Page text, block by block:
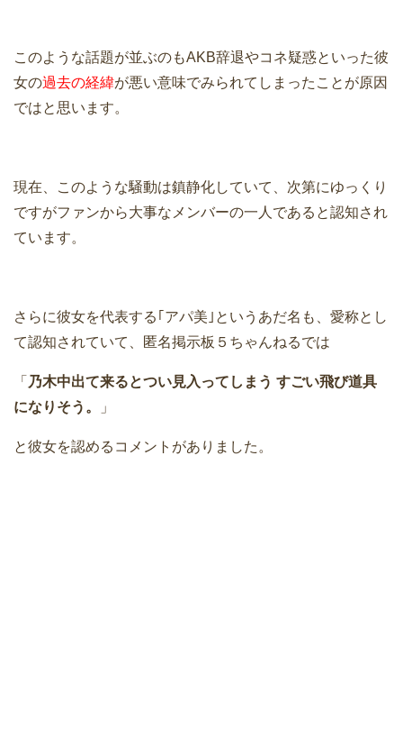
このような話題が並ぶのもAKB辞退やコネ疑惑といった彼
女の過去の経緯が悪い意味でみられてしまったことが原因
ではと思います。
現在、このような騒動は鎮静化していて、次第にゆっくり
ですがファンから大事なメンバーの一人であると認知され
ています。
さらに彼女を代表する｢アパ美｣というあだ名も、愛称とし
て認知されていて、匿名掲示板５ちゃんねるでは
「 乃木中出て来るとつい見入ってしまう すごい飛び道具
になりそう。
」
と彼女を認めるコメントがありました。